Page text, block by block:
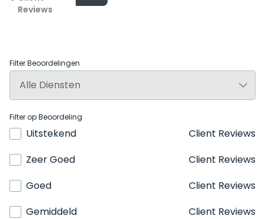
Reviews
Filter Beoordelingen
Filter op Beoordeling
Uitstekend
Client Reviews
Zeer Goed
Client Reviews
Goed
Client Reviews
Gemiddeld
Client Reviews